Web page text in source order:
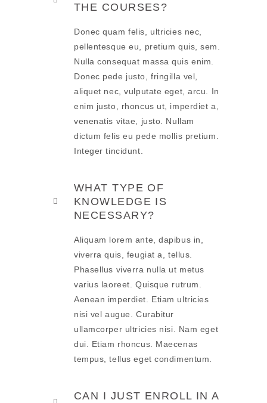
THE COURSES?
Donec quam felis, ultricies nec,
pellentesque eu, pretium quis, sem.
Nulla consequat massa quis enim.
Donec pede justo, fringilla vel,
aliquet nec, vulputate eget, arcu. In
enim justo, rhoncus ut, imperdiet a,
venenatis vitae, justo. Nullam
dictum felis eu pede mollis pretium.
Integer tincidunt.
WHAT TYPE OF
KNOWLEDGE IS
NECESSARY?
Aliquam lorem ante, dapibus in,
viverra quis, feugiat a, tellus.
Phasellus viverra nulla ut metus
varius laoreet. Quisque rutrum.
Aenean imperdiet. Etiam ultricies
nisi vel augue. Curabitur
ullamcorper ultricies nisi. Nam eget
dui. Etiam rhoncus. Maecenas
tempus, tellus eget condimentum.
CAN I JUST ENROLL IN A